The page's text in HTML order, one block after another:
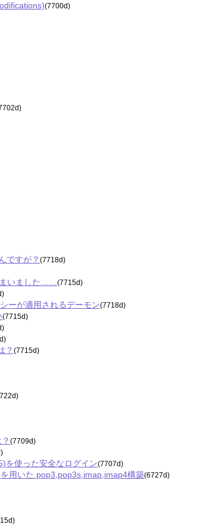
(7700d)
ですが？(7718d)
まいました……(7715d)
ーが適用されるデーモン(7718d)
(7715d)
？(7715d)
？(7709d)
を使った安全なログイン(7707d)
用いた pop3,pop3s,imap,imap4構築(6727d)